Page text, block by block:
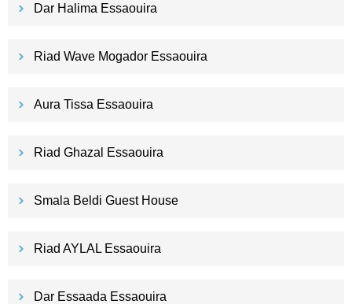
Dar Halima Essaouira
Riad Wave Mogador Essaouira
Aura Tissa Essaouira
Riad Ghazal Essaouira
Smala Beldi Guest House
Riad AYLAL Essaouira
Dar Essaada Essaouira